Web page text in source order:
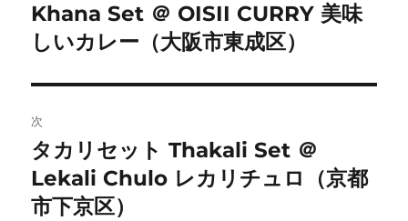
ナ
ビ
ゲ
ー
シ
ョ
の
投
Khana Set ＠ OISII CURRY 美味
しいカレー（大阪市東成区）
次
次
の
投
タカリセット Thakali Set ＠
Lekali Chulo レカリチュロ（京都
市下京区）